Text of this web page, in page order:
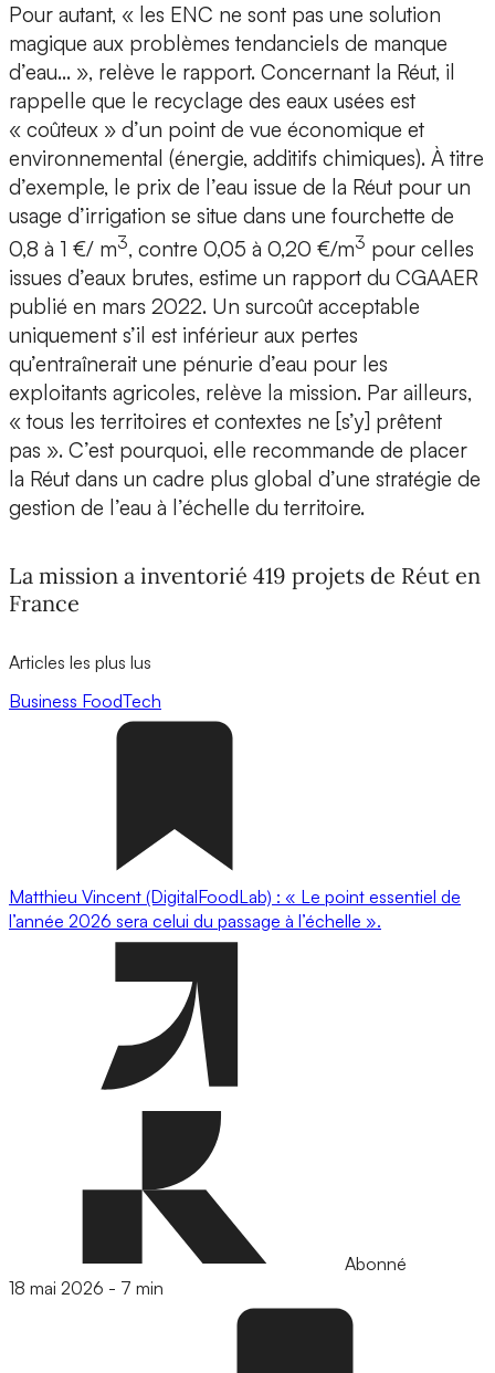
Pour autant, « les ENC ne sont pas une solution
magique aux problèmes tendanciels de manque
d’eau… », relève le rapport. Concernant la Réut, il
rappelle que le recyclage des eaux usées est
« coûteux » d’un point de vue économique et
environnemental (énergie, additifs chimiques). À titre
d’exemple, le prix de l’eau issue de la Réut pour un
usage d’irrigation se situe dans une fourchette de
0,8 à 1 €/ m3, contre 0,05 à 0,20 €/m3 pour celles
issues d’eaux brutes, estime un rapport du CGAAER
publié en mars 2022. Un surcoût acceptable
uniquement s’il est inférieur aux pertes
qu’entraînerait une pénurie d’eau pour les
exploitants agricoles, relève la mission. Par ailleurs,
« tous les territoires et contextes ne [s’y] prêtent
pas ». C’est pourquoi, elle recommande de placer
la Réut dans un cadre plus global d’une stratégie de
gestion de l’eau à l’échelle du territoire.
La mission a inventorié 419 projets de Réut en
France
Articles les plus lus
Business FoodTech
Matthieu Vincent (DigitalFoodLab) : « Le point essentiel de
l’année 2026 sera celui du passage à l’échelle ».
Abonné
18 mai 2026 - 7 min